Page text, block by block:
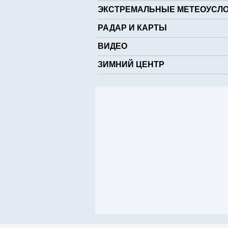
ЭКСТРЕМАЛЬНЫЕ
РАДАР И КАРТЫ
ВИДЕО
ЗИМНИЙ ЦЕНТР